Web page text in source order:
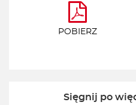
POBIERZ
Sięgnij po